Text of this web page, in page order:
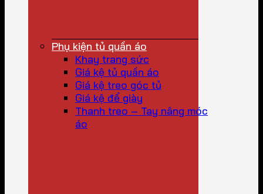
Phụ kiện tủ quần áo
Khay trang sức
Giá kệ tủ quần áo
Giá kệ treo góc tủ
Giá kệ để giày
Thanh treo – Tay nâng móc
áo